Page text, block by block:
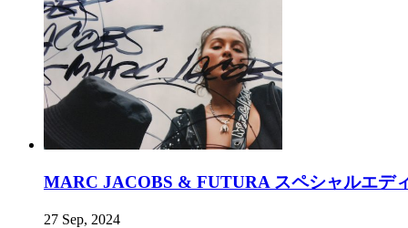
MARC JACOBS & FUTURA スペシャルエデ
27 Sep, 2024